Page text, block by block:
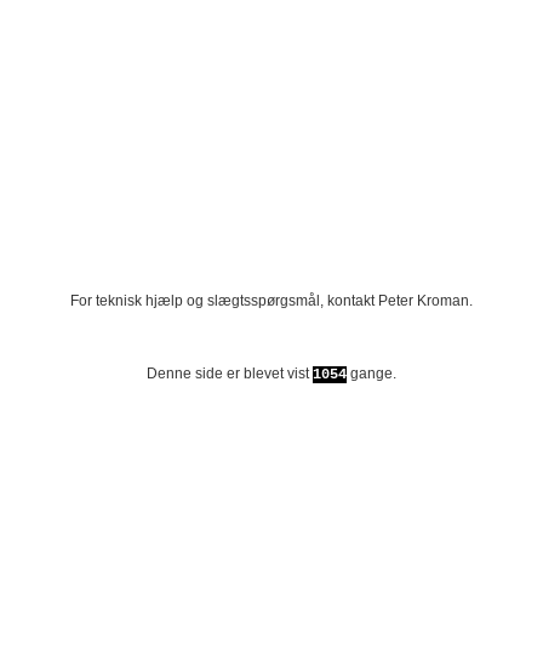
For teknisk hjælp og slægtsspørgsmål, kontakt Peter Kroman.
Denne side er blevet vist1054 gange.